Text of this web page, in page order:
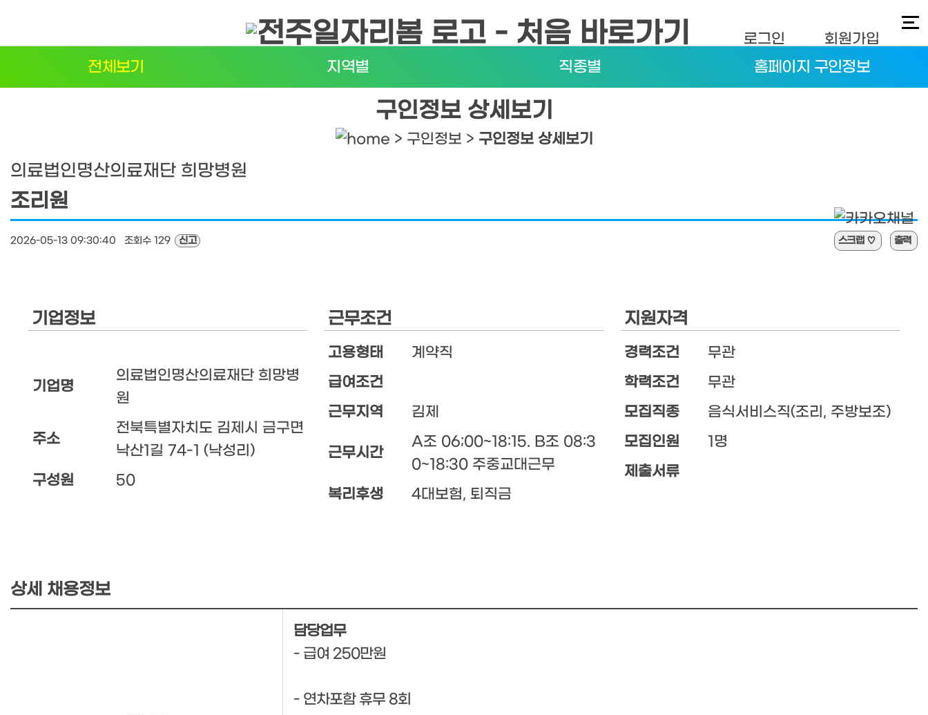
로그인
회원가입
전체보기 지역별 직종별 홈페이지 구인정보
구인정보 상세보기
> 구인정보 > 구인정보 상세보기
의료법인명산의료재단 희망병원
조리원
2026-05-13 09:30:40 조회수 129 신고 스크랩 ♡ 출력
기업정보
기업명
의료법인명산의료재단 희망병
원
주소
전북특별자치도 김제시 금구면
낙산1길 74-1 (낙성리)
구성원
50
근무조건
고용형태
계약직
급여조건
근무지역
김제
근무시간
A조 06;00~18:15. B조 08:3
0~18:30 주중교대근무
복리후생
4대보험, 퇴직금
지원자격
경력조건
무관
학력조건
무관
모집직종
음식서비스직(조리, 주방보조)
모집인원
1명
제출서류
상세 채용정보
담당업무
- 급여 250만원
- 연차포함 휴무 8회